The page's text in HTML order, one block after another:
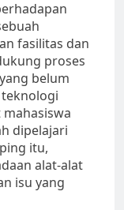
fasilitas dan
proses
belum
dipelajari
itu,
alat-alat
isu yang